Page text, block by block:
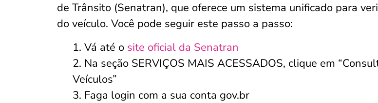
de Trânsito (Senatran), que oferece um sistema unificado para
do veículo. Você pode seguir este passo a passo:
Vá até o site oficial da Senatran
Na seção SERVIÇOS MAIS ACESSADOS, clique em
Veículos”
Faga login com a sua conta gov.br